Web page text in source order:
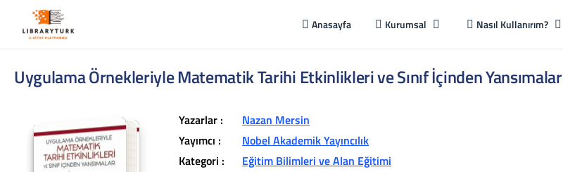
Anasayfa Kurumsal Nasıl Kullanırım?
Uygulama Örnekleriyle Matematik Tarihi Etkinlikleri ve Sınıf İçinden Yansımalar
Yazarlar :
Nazan Mersin
Yayımcı :
Nobel Akademik Yayıncılık
Kategori :
Eğitim Bilimleri ve Alan Eğitimi